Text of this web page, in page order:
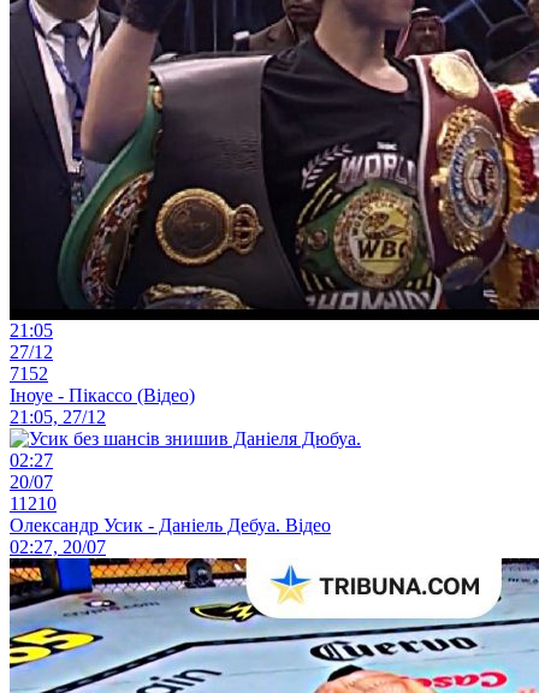
21:05
27/12
7152
Іноуе - Пікассо (Відео)
21:05, 27/12
02:27
20/07
11210
Олександр Усик - Даніель Дебуа. Відео
02:27, 20/07